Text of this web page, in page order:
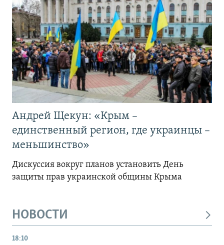
Андрей Щекун: «Крым –
единственный регион, где украинцы –
меньшинство»
Дискуссия вокруг планов установить День
защиты прав украинской общины Крыма
НОВОСТИ
18:10